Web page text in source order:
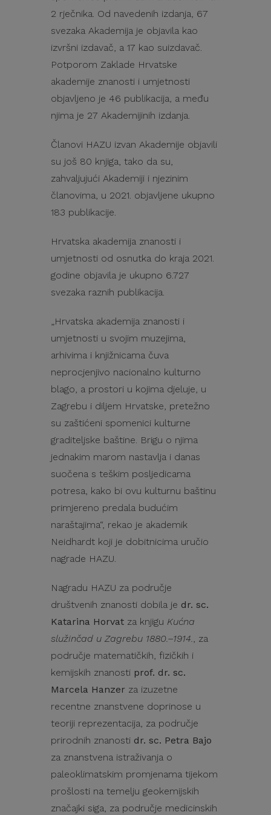
2 rječnika. Od navedenih izdanja, 67
svezaka Akademija je objavila kao
izvršni izdavač, a 17 kao suizdavač.
Potporom Zaklade Hrvatske
akademije znanosti i umjetnosti
objavljeno je 46 publikacija, a među
njima je 27 Akademijinih izdanja.
Članovi HAZU izvan Akademije objavili
su još 80 knjiga, tako da su,
zahvaljujući Akademiji i njezinim
članovima, u 2021. objavljene ukupno
183 publikacije.
Hrvatska akademija znanosti i
umjetnosti od osnutka do kraja 2021.
godine objavila je ukupno 6.727
svezaka raznih publikacija.
„Hrvatska akademija znanosti i
umjetnosti u svojim muzejima,
arhivima i knjižnicama čuva
neprocjenjivo nacionalno kulturno
blago, a prostori u kojima djeluje, u
Zagrebu i diljem Hrvatske, pretežno
su zaštićeni spomenici kulturne
graditeljske baštine. Brigu o njima
jednakim marom nastavlja i danas
suočena s teškim posljedicama
potresa, kako bi ovu kulturnu baštinu
primjereno predala budućim
naraštajima“, rekao je akademik
Neidhardt koji je dobitnicima uručio
nagrade HAZU.
Nagradu HAZU za područje
društvenih znanosti dobila je dr. sc.
Katarina Horvat za knjigu Kućna
služinčad u Zagrebu 1880.–1914., za
područje matematičkih, fizičkih i
kemijskih znanosti prof. dr. sc.
Marcela Hanzer za izuzetne
recentne znanstvene doprinose u
teoriji reprezentacija, za područje
prirodnih znanosti dr. sc. Petra Bajo
za znanstvena istraživanja o
paleoklimatskim promjenama tijekom
prošlosti na temelju geokemijskih
značajki siga, za područje medicinskih